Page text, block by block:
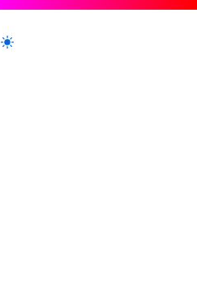
Alternar para versão clara / escura